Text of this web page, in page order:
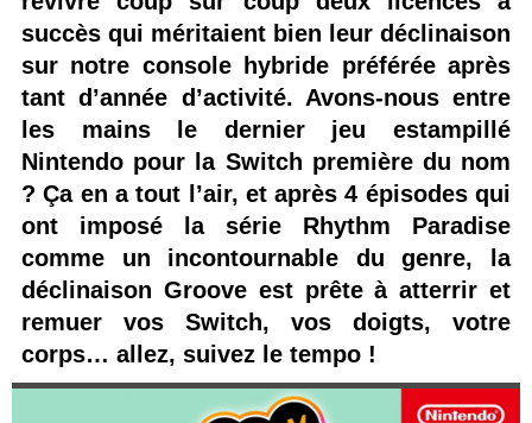
succès qui méritaient bien leur déclinaison
sur notre console hybride préférée après
tant d’année d’activité. Avons-nous entre
les mains le dernier jeu estampillé
Nintendo pour la Switch première du nom
? Ça en a tout l’air, et après 4 épisodes qui
ont imposé la série Rhythm Paradise
comme un incontournable du genre, la
déclinaison Groove est prête à atterrir et
remuer vos Switch, vos doigts, votre
corps… allez, suivez le tempo !